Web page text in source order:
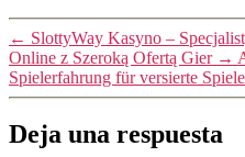
← SlottyWay Kasyno –
Online z Szeroką Ofertą Gier →
Spielerfahrung für versierte
Deja una respuesta